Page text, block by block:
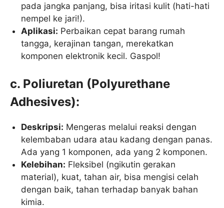
pada jangka panjang, bisa iritasi kulit (hati-hati
nempel ke jari!).
Aplikasi: Perbaikan cepat barang rumah
tangga, kerajinan tangan, merekatkan
komponen elektronik kecil. Gaspol!
c. Poliuretan (Polyurethane
Adhesives):
Deskripsi: Mengeras melalui reaksi dengan
kelembaban udara atau kadang dengan panas.
Ada yang 1 komponen, ada yang 2 komponen.
Kelebihan: Fleksibel (ngikutin gerakan
material), kuat, tahan air, bisa mengisi celah
dengan baik, tahan terhadap banyak bahan
kimia.